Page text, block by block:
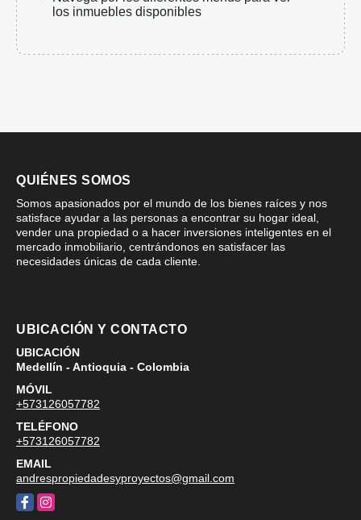
los inmuebles disponibles
QUIÉNES SOMOS
Somos apasionados por el mundo de los bienes raíces y nos
satisface ayudar a las personas a encontrar su hogar ideal,
vender una propiedad o a hacer inversiones inteligentes en el
mercado inmobiliario, centrándonos en satisfacer las
necesidades únicas de cada cliente.
UBICACIÓN Y CONTACTO
UBICACIÓN
Medellín - Antioquia - Colombia
MÓVIL
+573126057782
TELÉFONO
+573126057782
EMAIL
andrespropiedadesyproyectos@gmail.com
FacebookInstagram